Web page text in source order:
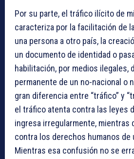
Por su parte, el tráfico ilícito de
caracteriza por la facilitación de
una persona a otro país, la
un documento de identidad o
habilitación, por medios ilegales,
permanente de un no-nacional o
gran diferencia entre “tráfico” y
el tráfico atenta contra las leyes
ingresa irregularmente, mientras
contra los derechos humanos de
Mientras esa confusión no se